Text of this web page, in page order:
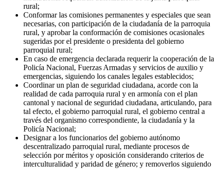
rural;
Conformar las comisiones permanentes y especiales que sean
necesarias, con participación de la ciudadanía de la parroquia
rural, y aprobar la conformación de comisiones ocasionales
sugeridas por el presidente o presidenta del gobierno
parroquial rural;
En caso de emergencia declarada requerir la cooperación de la
Policía Nacional, Fuerzas Armadas y servicios de auxilio y
emergencias, siguiendo los canales legales establecidos;
Coordinar un plan de seguridad ciudadana, acorde con la
realidad de cada parroquia rural y en armonía con el plan
cantonal y nacional de seguridad ciudadana, articulando, para
tal efecto, el gobierno parroquial rural, el gobierno central a
través del organismo correspondiente, la ciudadanía y la
Policía Nacional;
Designar a los funcionarios del gobierno autónomo
descentralizado parroquial rural, mediante procesos de
selección por méritos y oposición considerando criterios de
interculturalidad y paridad de género; y removerlos siguiendo